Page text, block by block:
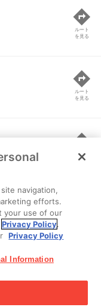
ルート
を見る
ルート
を見る
ルート
を見る
Co., Ltd.
navigation,
efforts.
your use of our
Privacy Policy.
Privacy Policy
Information